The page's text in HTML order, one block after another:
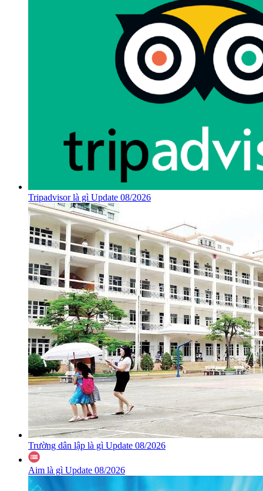
Tripadvisor là gì Update 08/2026
Trường dân lập là gì Update 08/2026
Aim là gì Update 08/2026